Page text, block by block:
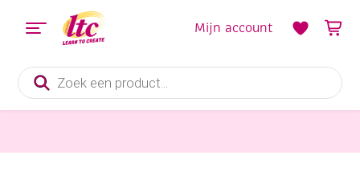
Producten
zoeken
Mijn account